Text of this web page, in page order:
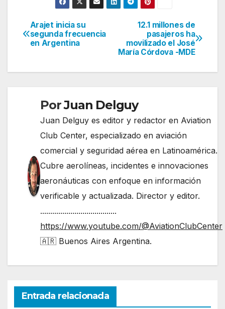
Navegación
de
entradas
12.1 millones de
pasajeros ha
movilizado el José
María Córdova -MDE
Arajet inicia su
segunda frecuencia
en Argentina
PorJuan Delguy
Juan Delguy es editor y redactor en Aviation
Club Center, especializado en aviación
comercial y seguridad aérea en Latinoamérica.
Cubre aerolíneas, incidentes e innovaciones
aeronáuticas con enfoque en información
verificable y actualizada. Director y editor.
......................................
https://www.youtube.com/@AviationClubCenter
🇦🇷 Buenos Aires Argentina.
Entrada relacionada